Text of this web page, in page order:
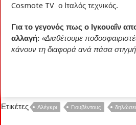
Cosmote TV ο Ιταλός τεχνικός.
Για το γεγονός πως ο Ιγκουαΐν
αλλαγή: «Διαθέτουμε
κάνουν τη διαφορά ανά πάσα
Ετικέτες Αλέγκρι Γιουβέντους